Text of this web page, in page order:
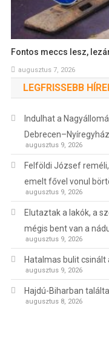
Fontos meccs lesz,
augusztus 7, 2026
LEGFRISSEBB
Indulhat a
augusztus 9, 2026
Felföldi József
emelt fővel vonul
augusztus 9, 2026
Elutaztak a lakók, a
mégis bent van a
augusztus 9, 2026
Hatalmas bulit csinált
augusztus 9, 2026
Hajdú-Biharban
augusztus 8, 2026